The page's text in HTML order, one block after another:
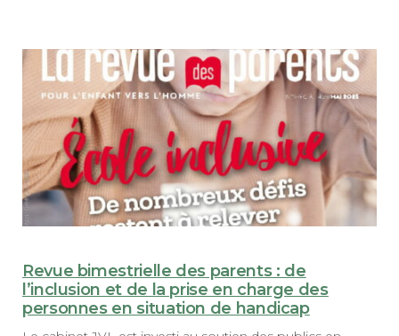
Revue bimestrielle des parents : de
l’inclusion et de la prise en charge des
personnes en situation de handicap